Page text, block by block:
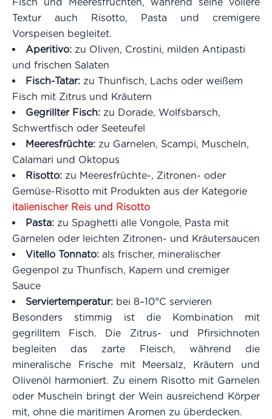
Textur auch Risotto, Pasta und cremigere
Vorspeisen begleitet.
Aperitivo: zu Oliven, Crostini, milden Antipasti
und frischen Salaten
Fisch-Tatar: zu Thunfisch, Lachs oder weißem
Fisch mit Zitrus und Kräutern
Gegrillter Fisch: zu Dorade, Wolfsbarsch,
Schwertfisch oder Seeteufel
Meeresfrüchte: zu Garnelen, Scampi, Muscheln,
Calamari und Oktopus
Risotto: zu Meeresfrüchte-, Zitronen- oder
Gemüse-Risotto mit Produkten aus der Kategorie
italienischer Reis und Risotto
Pasta: zu Spaghetti alle Vongole, Pasta mit
Garnelen oder leichten Zitronen- und Kräutersaucen
Vitello Tonnato: als frischer, mineralischer
Gegenpol zu Thunfisch, Kapern und cremiger
Sauce
Serviertemperatur: bei 8–10°C servieren
Besonders stimmig ist die Kombination mit
gegrilltem Fisch. Die Zitrus- und Pfirsichnoten
begleiten das zarte Fleisch, während die
mineralische Frische mit Meersalz, Kräutern und
Olivenöl harmoniert. Zu einem Risotto mit Garnelen
oder Muscheln bringt der Wein ausreichend Körper
mit, ohne die maritimen Aromen zu überdecken.